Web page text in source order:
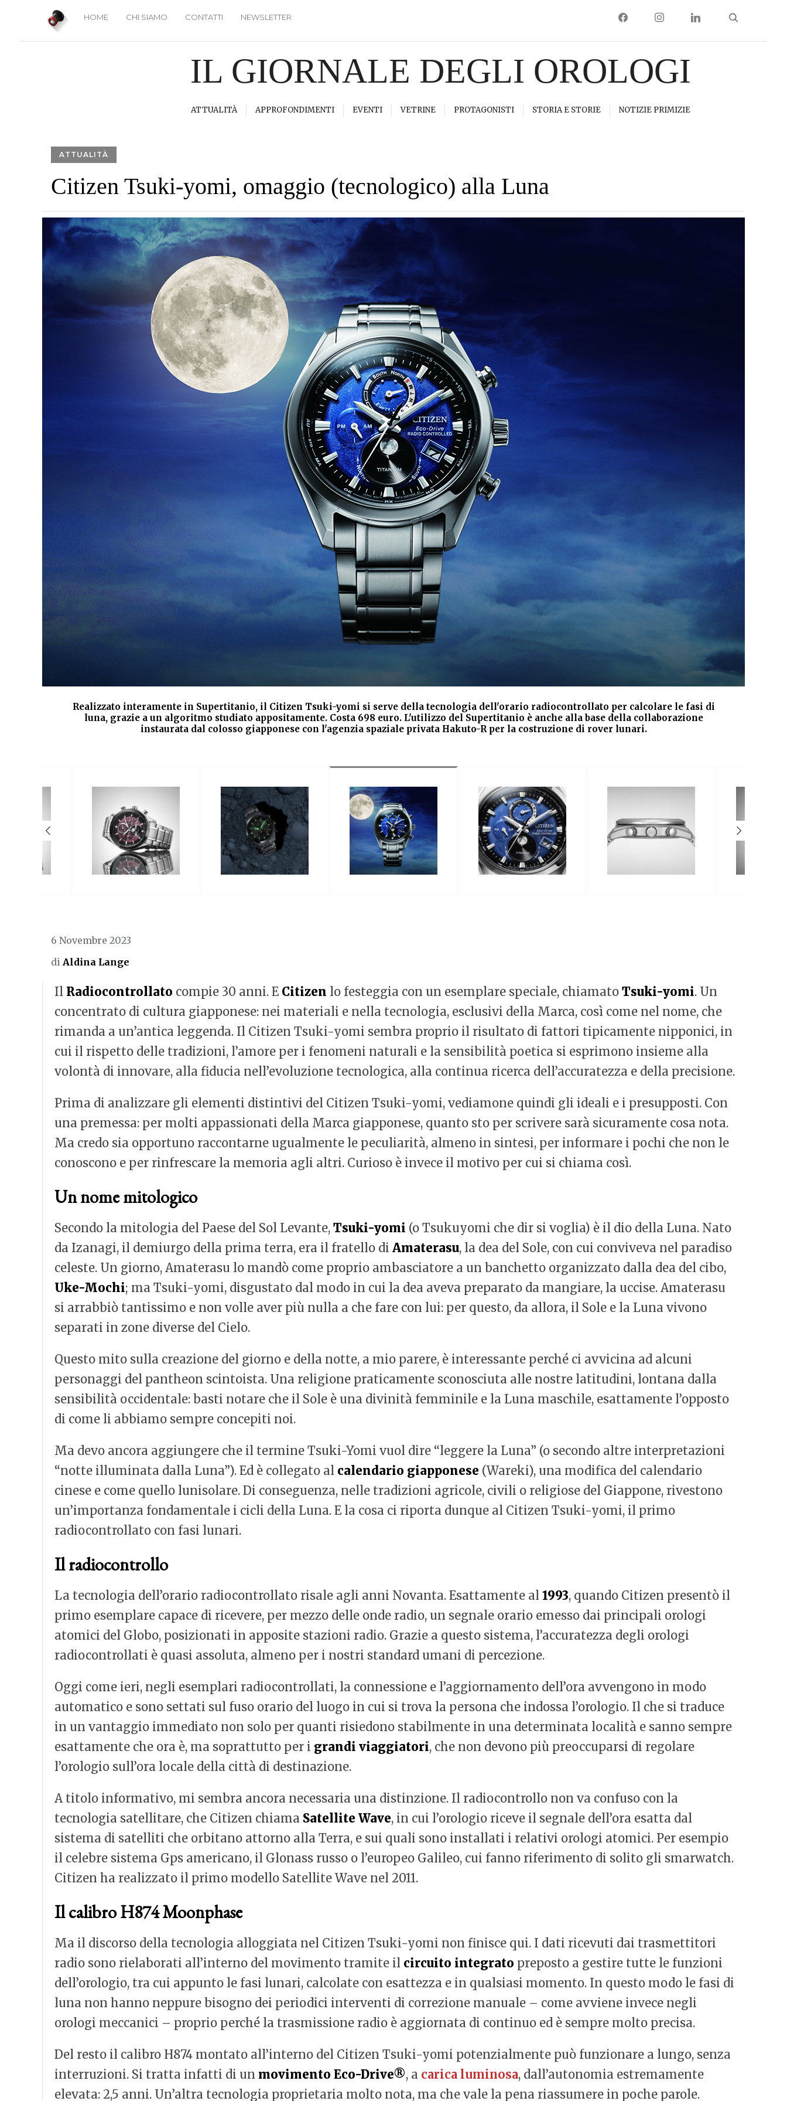
HOME CHI SIAMO CONTATTI NEWSLETTER FACEBOOKINSTAGRAMLINKEDIN
IL GIORNALE DEGLI OROLOGI
ATTUALITÀ APPROFONDIMENTI EVENTI VETRINE PROTAGONISTI STORIA E STORIE NOTIZIE PRIMIZIE
ATTUALITÀ
Citizen Tsuki-yomi, omaggio (tecnologico) alla Luna
Realizzato interamente in Supertitanio, il Citizen Tsuki-yomi si serve della tecnologia dell'orario radiocontrollato per calcolare le fasi di
luna, grazie a un algoritmo studiato appositamente. Costa 698 euro. L'utilizzo del Supertitanio è anche alla base della collaborazione
instaurata dal colosso giapponese con l'agenzia spaziale privata Hakuto-R per la costruzione di rover lunari.
6 Novembre 2023
di Aldina Lange
Il Radiocontrollato compie 30 anni. E Citizen lo festeggia con un esemplare speciale, chiamato Tsuki-yomi. Un
concentrato di cultura giapponese: nei materiali e nella tecnologia, esclusivi della Marca, così come nel nome, che
rimanda a un’antica leggenda. Il Citizen Tsuki-yomi sembra proprio il risultato di fattori tipicamente nipponici, in
cui il rispetto delle tradizioni, l’amore per i fenomeni naturali e la sensibilità poetica si esprimono insieme alla
volontà di innovare, alla fiducia nell’evoluzione tecnologica, alla continua ricerca dell’accuratezza e della precisione.
Prima di analizzare gli elementi distintivi del Citizen Tsuki-yomi, vediamone quindi gli ideali e i presupposti. Con
una premessa: per molti appassionati della Marca giapponese, quanto sto per scrivere sarà sicuramente cosa nota.
Ma credo sia opportuno raccontarne ugualmente le peculiarità, almeno in sintesi, per informare i pochi che non le
conoscono e per rinfrescare la memoria agli altri. Curioso è invece il motivo per cui si chiama così.
Un nome mitologico
Secondo la mitologia del Paese del Sol Levante, Tsuki-yomi (o Tsukuyomi che dir si voglia) è il dio della Luna. Nato
da Izanagi, il demiurgo della prima terra, era il fratello di Amaterasu, la dea del Sole, con cui conviveva nel paradiso
celeste. Un giorno, Amaterasu lo mandò come proprio ambasciatore a un banchetto organizzato dalla dea del cibo,
Uke-Mochi; ma Tsuki-yomi, disgustato dal modo in cui la dea aveva preparato da mangiare, la uccise. Amaterasu
si arrabbiò tantissimo e non volle aver più nulla a che fare con lui: per questo, da allora, il Sole e la Luna vivono
separati in zone diverse del Cielo.
Questo mito sulla creazione del giorno e della notte, a mio parere, è interessante perché ci avvicina ad alcuni
personaggi del pantheon scintoista. Una religione praticamente sconosciuta alle nostre latitudini, lontana dalla
sensibilità occidentale: basti notare che il Sole è una divinità femminile e la Luna maschile, esattamente l’opposto
di come li abbiamo sempre concepiti noi.
Ma devo ancora aggiungere che il termine Tsuki-Yomi vuol dire “leggere la Luna” (o secondo altre interpretazioni
“notte illuminata dalla Luna”). Ed è collegato al calendario giapponese (Wareki), una modifica del calendario
cinese e come quello lunisolare. Di conseguenza, nelle tradizioni agricole, civili o religiose del Giappone, rivestono
un’importanza fondamentale i cicli della Luna. E la cosa ci riporta dunque al Citizen Tsuki-yomi, il primo
radiocontrollato con fasi lunari.
Il radiocontrollo
La tecnologia dell’orario radiocontrollato risale agli anni Novanta. Esattamente al 1993, quando Citizen presentò il
primo esemplare capace di ricevere, per mezzo delle onde radio, un segnale orario emesso dai principali orologi
atomici del Globo, posizionati in apposite stazioni radio. Grazie a questo sistema, l’accuratezza degli orologi
radiocontrollati è quasi assoluta, almeno per i nostri standard umani di percezione.
Oggi come ieri, negli esemplari radiocontrollati, la connessione e l’aggiornamento dell’ora avvengono in modo
automatico e sono settati sul fuso orario del luogo in cui si trova la persona che indossa l’orologio. Il che si traduce
in un vantaggio immediato non solo per quanti risiedono stabilmente in una determinata località e sanno sempre
esattamente che ora è, ma soprattutto per i grandi viaggiatori, che non devono più preoccuparsi di regolare
l’orologio sull’ora locale della città di destinazione.
A titolo informativo, mi sembra ancora necessaria una distinzione. Il radiocontrollo non va confuso con la
tecnologia satellitare, che Citizen chiama Satellite Wave, in cui l’orologio riceve il segnale dell’ora esatta dal
sistema di satelliti che orbitano attorno alla Terra, e sui quali sono installati i relativi orologi atomici. Per esempio
il celebre sistema Gps americano, il Glonass russo o l’europeo Galileo, cui fanno riferimento di solito gli smarwatch.
Citizen ha realizzato il primo modello Satellite Wave nel 2011.
Il calibro H874 Moonphase
Ma il discorso della tecnologia alloggiata nel Citizen Tsuki-yomi non finisce qui. I dati ricevuti dai trasmettitori
radio sono rielaborati all’interno del movimento tramite il circuito integrato preposto a gestire tutte le funzioni
dell’orologio, tra cui appunto le fasi lunari, calcolate con esattezza e in qualsiasi momento. In questo modo le fasi di
luna non hanno neppure bisogno dei periodici interventi di correzione manuale – come avviene invece negli
orologi meccanici – proprio perché la trasmissione radio è aggiornata di continuo ed è sempre molto precisa.
Del resto il calibro H874 montato all’interno del Citizen Tsuki-yomi potenzialmente può funzionare a lungo, senza
interruzioni. Si tratta infatti di un movimento Eco-Drive®, a carica luminosa, dall’autonomia estremamente
elevata: 2,5 anni. Un’altra tecnologia proprietaria molto nota, ma che vale la pena riassumere in poche parole.